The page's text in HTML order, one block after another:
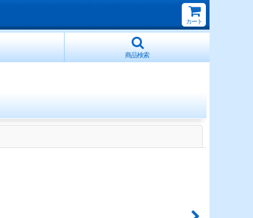
カート
商品検索